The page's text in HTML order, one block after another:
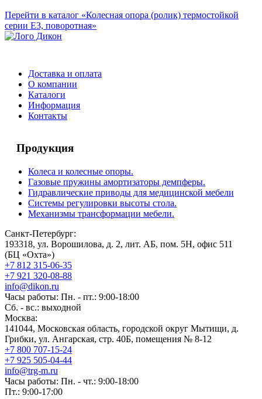
Перейти в каталог «Колесная опора (ролик) термостойкой
серии Е3, поворотная»
Доставка и оплата
О компании
Каталоги
Информация
Контакты
Продукция
Колеса и колесные опоры.
Газовые пружины амортизаторы демпферы.
Гидравлические приводы для медицинской мебели
Системы регулировки высоты стола.
Механизмы трансформации мебели.
Санкт-Петербург:
193318, ул. Ворошилова, д. 2, лит. АБ, пом. 5Н, офис 511
(БЦ «Охта»)
+7 812 315-06-35
+7 921 320-08-88
info@dikon.ru
Часы работы: Пн. - пт.: 9:00-18:00
Сб. - вс.: выходной
Москва:
141044, Московская область, городской округ Мытищи, д.
Грибки, ул. Ангарская, стр. 40Б, помещения № 8-12
+7 800 707-15-24
+7 925 505-04-44
info@trg-m.ru
Часы работы: Пн. - чт.: 9:00-18:00
Пт.: 9:00-17:00